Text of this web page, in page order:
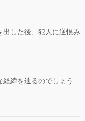
出した後、犯人に逆恨み
緯を辿るのでしょう